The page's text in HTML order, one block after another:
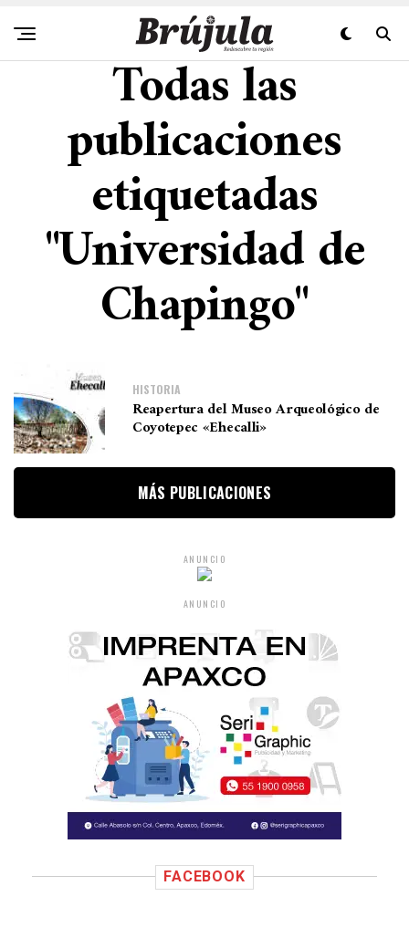
Todas las
publicaciones
etiquetadas
"Universidad de
Chapingo"
HISTORIA
Reapertura del Museo Arqueológico de
Coyotepec «Ehecalli»
MÁS PUBLICACIONES
ANUNCIO
ANUNCIO
FACEBOOK